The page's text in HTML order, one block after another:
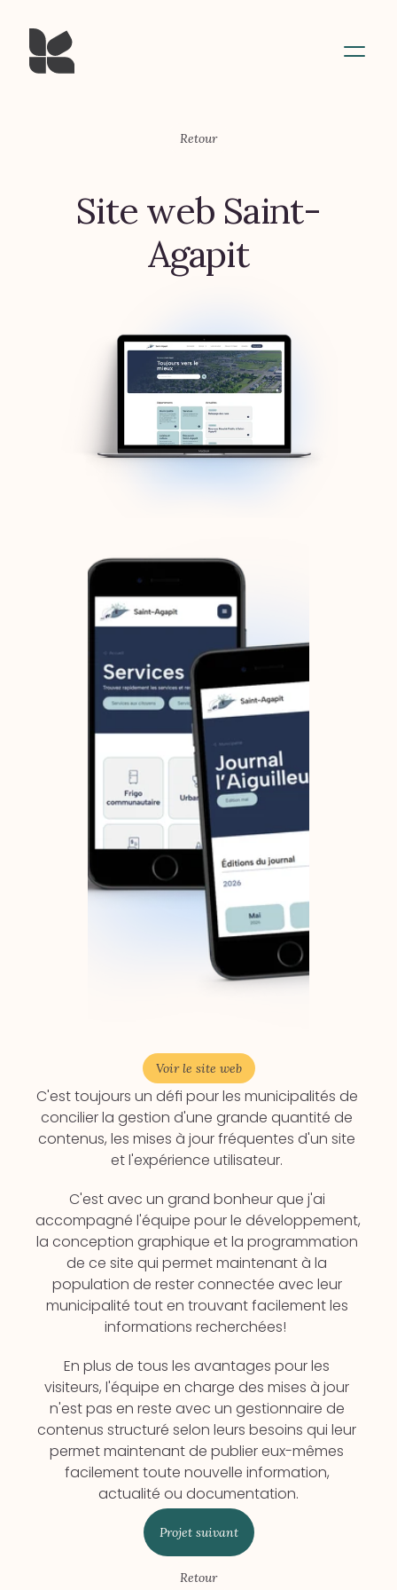
Retour
Site web Saint-
Agapit
Voir le site web
C'est toujours un défi pour les municipalités de
concilier la gestion d'une grande quantité de
contenus, les mises à jour fréquentes d'un site
et l'expérience utilisateur.
C'est avec un grand bonheur que j'ai
accompagné l'équipe pour le développement,
la conception graphique et la programmation
de ce site qui permet maintenant à la
population de rester connectée avec leur
municipalité tout en trouvant facilement les
informations recherchées!
En plus de tous les avantages pour les
visiteurs, l'équipe en charge des mises à jour
n'est pas en reste avec un gestionnaire de
contenus structuré selon leurs besoins qui leur
permet maintenant de publier eux-mêmes
facilement toute nouvelle information,
actualité ou documentation.
Projet suivant
Retour